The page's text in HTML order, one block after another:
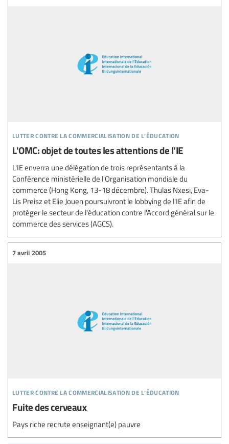
lutter contre la commercialisation de l’éducation
L'OMC: objet de toutes les attentions de l'IE
L'IE enverra une délégation de trois représentants à la
Conférence ministérielle de l'Organisation mondiale du
commerce (Hong Kong, 13-18 décembre). Thulas Nxesi, Eva-
Lis Preisz et Elie Jouen poursuivront le lobbying de l'IE afin de
protéger le secteur de l'éducation contre l'Accord général sur le
commerce des services (AGCS).
lutter contre la commercialisation de l’éducation
7 avril 2005
Fuite des cerveaux
Pays riche recrute enseignant(e) pauvre